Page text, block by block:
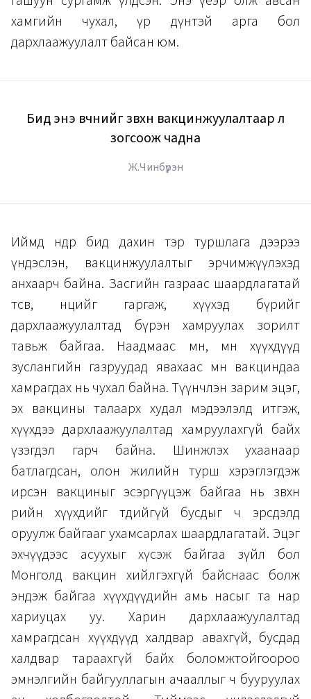
хамгийн чухал, үр дүнтэй арга бол
дархлаажуулалт байсан юм.
Бид энэ өвчнийг зөвхөн вакцинжуулалтаар л
зогсоож чадна
Ж.Чинбүрэн
Иймд өнөөдөр бид дахин тэр туршлага дээрээ
үндэслэн, вакцинжуулалтыг эрчимжүүлэхэд
анхаарч байна. Засгийн газраас шаардлагатай
төсөв, нөөцийг гаргаж, хүүхэд бүрийг
дархлаажуулалтад бүрэн хамруулах зорилт
тавьж байгаа. Наадмаас өмнө, мөн хүүхдүүд
зуслангийн газруудад явахаас өмнө вакциндаа
хамрагдах нь чухал байна. Түүнчлэн зарим эцэг,
эх вакцины талаарх худал мэдээлэлд итгэж,
хүүхдээ дархлаажуулалтад хамруулахгүй байх
үзэгдэл гарч байна. Шинжлэх ухаанаар
батлагдсан, олон жилийн турш хэрэглэгдэж
ирсэн вакциныг эсэргүүцэж байгаа нь зөвхөн
өөрийн хүүхдийг төдийгүй бусдыг ч эрсдэлд
оруулж байгааг ухамсарлах шаардлагатай. Эцэг
эхчүүдээс асуухыг хүсэж байгаа зүйл бол
Монголд вакцин хийлгэхгүй байснаас болж
эндэж байгаа хүүхдүүдийн амь насыг та нар
хариуцах уу. Харин дархлаажуулалтад
хамрагдсан хүүхдүүд халдвар авахгүй, бусдад
халдвар тараахгүй байх боломжтойгоороо
эмнэлгийн байгууллагын ачааллыг ч бууруулах